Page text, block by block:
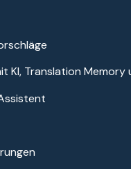
KI, Translation Memory